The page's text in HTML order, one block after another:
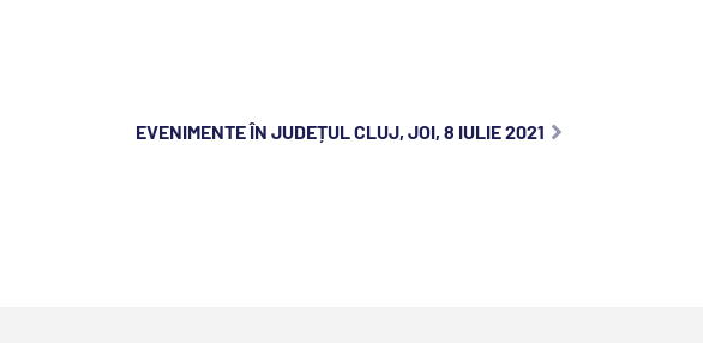
EVENIMENTE ÎN JUDEȚUL CLUJ, JOI, 8 IULIE 2021